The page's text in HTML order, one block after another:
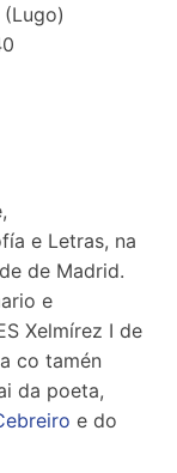
(Lugo)
e Letras, na
de Madrid.
e
Xelmírez I de
co tamén
da poeta,
e do